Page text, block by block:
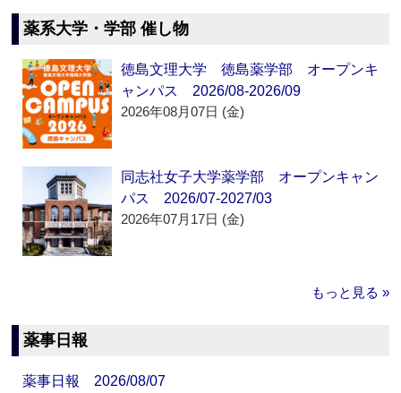
薬系大学・学部 催し物
徳島文理大学 徳島薬学部 オープンキ
ャンパス 2026/08-2026/09
2026年08月07日 (金)
同志社女子大学薬学部 オープンキャン
パス 2026/07-2027/03
2026年07月17日 (金)
もっと見る »
薬事日報
薬事日報 2026/08/07